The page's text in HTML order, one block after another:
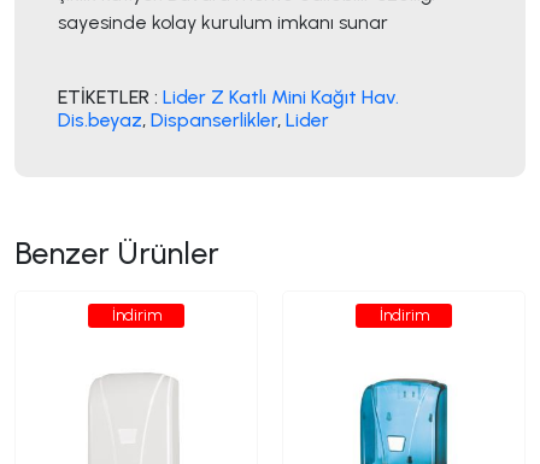
sayesinde kolay kurulum imkanı sunar
ETİKETLER : Lider Z Katlı Mini Kağıt Hav.
Dis.beyaz, Dispanserlikler, Lider
Benzer Ürünler
İndirim İndirim